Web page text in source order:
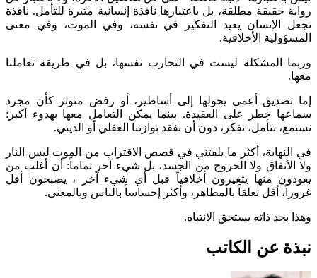
رواية حقيقة مطلقة، بل باعتبارها نافذة إنسانية مثيرة للتأمل. نافذة
تجعل الإنسان يعيد التفكير في نفسه، وفي الموت، وفي معنى
المسؤولية الأخلاقية.
وربما المشكلة ليست في التجارب نفسها، بل في طريقة تعاملنا
معها.
إما تصديق أعمى يحولها إلى أساطير، أو رفض متوتر كأن مجرد
سماعها خطر على العقيدة. بينما يمكن التعامل معها بهدوء أكبر:
نستمع، نتأمل، نفكر، دون أن نفقد توازننا العقلي أو الديني.
في النهاية، أكثر ما يلفتني في قصص الاقتراب من الموت ليس النار
ولا الأنفاق ولا الخروج من الجسد، بل شيء آخر تماماً: أن أغلب من
يعودون منها يتغيرون أخلاقياً قبل أي شيء آخر ، يصبحون أقل
غروراً، أقل تعلقاً بالمظاهر، وأكثر إحساساً بالناس وبالمعنى.
وهذا بحد ذاته يستحق الانتباه.
نبذة عن الكاتب